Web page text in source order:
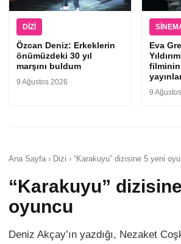
DIZI
Özcan Deniz: Erkeklerin
önümüzdeki 30 yıl
marşını buldum
9 Ağustos 2026
Eva
filminin
9
Ana Sayfa › Dizi › “Karakuyu” dizisine 5 yeni
“Karakuyu”
oyuncu
Deniz Akçay’ın yazdığı, Nezaket